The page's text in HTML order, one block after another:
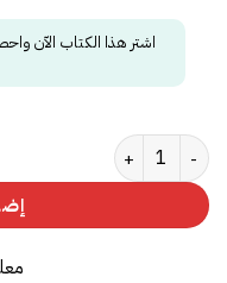
اشتر هذا الكتاب الآن
كمية الضحاك